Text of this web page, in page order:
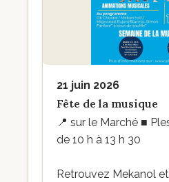
21 juin 2026
Fête de la musique
📍 sur le Marché ■
de 10 h à 13 h 30
Retrouvez Mekanol